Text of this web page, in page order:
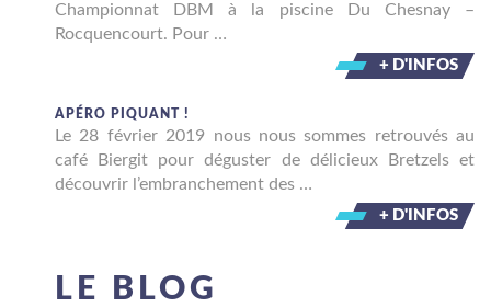
Championnat DBM à la piscine Du Chesnay –
Rocquencourt. Pour …
+ D'INFOS
APÉRO PIQUANT !
Le 28 février 2019 nous nous sommes retrouvés au
café Biergit pour déguster de délicieux Bretzels et
découvrir l’embranchement des …
+ D'INFOS
LE BLOG